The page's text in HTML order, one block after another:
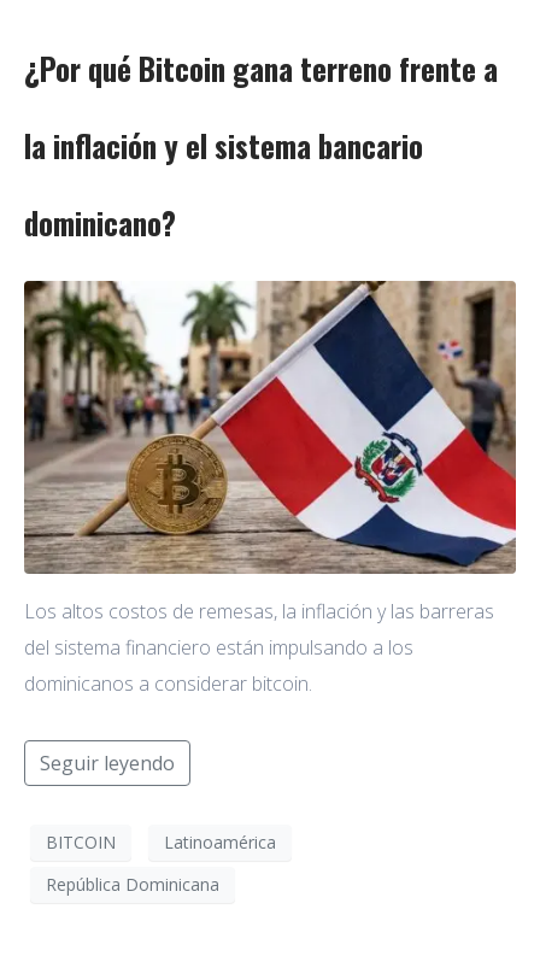
¿Por qué Bitcoin gana terreno frente a
la inflación y el sistema bancario
dominicano?
Los altos costos de remesas, la inflación y las barreras
del sistema financiero están impulsando a los
dominicanos a considerar bitcoin.
Seguir leyendo
BITCOIN
Latinoamérica
República Dominicana